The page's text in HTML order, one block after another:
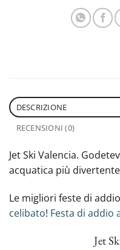
DESCRIZIONE
RECENSIONI (0)
Jet Ski Valencia.
acquatica più
Le migliori feste di
celibato! Festa di addio
Jet